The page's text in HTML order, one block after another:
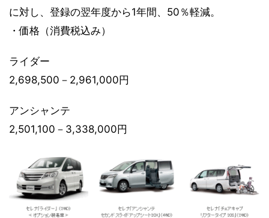
に対し、登録の翌年度から1年間、50％軽減。
・価格（消費税込み）
ライダー
2,698,500－2,961,000円
アンシャンテ
2,501,100－3,338,000円